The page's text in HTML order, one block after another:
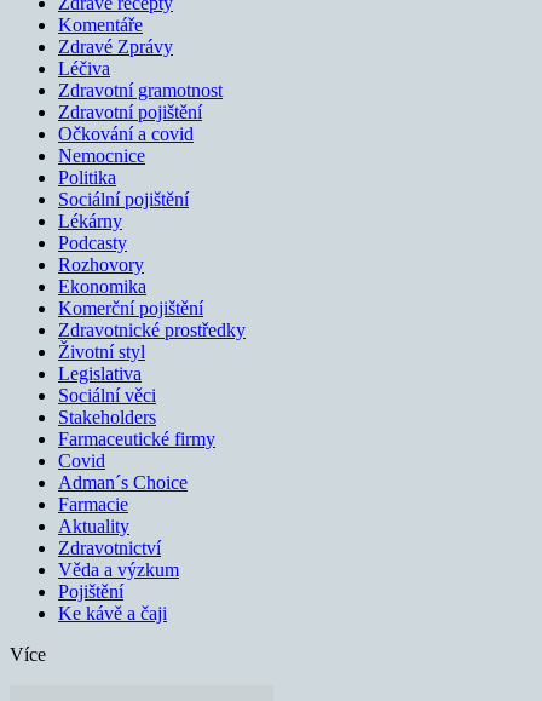
Komentáře
Zdravé Zprávy
Léčiva
Zdravotní gramotnost
Zdravotní pojištění
Očkování a covid
Nemocnice
Politika
Sociální pojištění
Lékárny
Podcasty
Rozhovory
Ekonomika
Komerční pojištění
Zdravotnické prostředky
Životní styl
Legislativa
Sociální věci
Stakeholders
Farmaceutické firmy
Covid
Adman´s Choice
Farmacie
Aktuality
Zdravotnictví
Věda a výzkum
Pojištění
Ke kávě a čaji
Více